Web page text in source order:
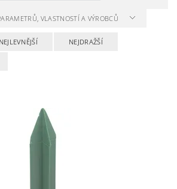
VLASTNOSTÍ A VÝROBCŮ
NEJLEVNĚJŠÍ NEJDRAŽŠÍ